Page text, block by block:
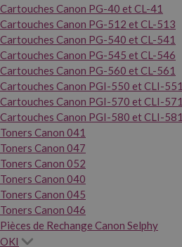
Cartouches Canon PG-40 et CL-41
Cartouches Canon PG-512 et CL-513
Cartouches Canon PG-540 et CL-541
Cartouches Canon PG-545 et CL-546
Cartouches Canon PG-560 et CL-561
Cartouches Canon PGI-550 et CLI-551
Cartouches Canon PGI-570 et CLI-571
Cartouches Canon PGI-580 et CLI-581
Toners Canon 041
Toners Canon 047
Toners Canon 052
Toners Canon 040
Toners Canon 045
Toners Canon 046
Pièces de Rechange Canon Selphy
OKI